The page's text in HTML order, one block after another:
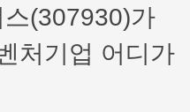
(307930)가
처기업 어디가